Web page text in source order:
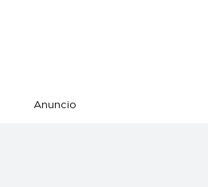
Anuncio